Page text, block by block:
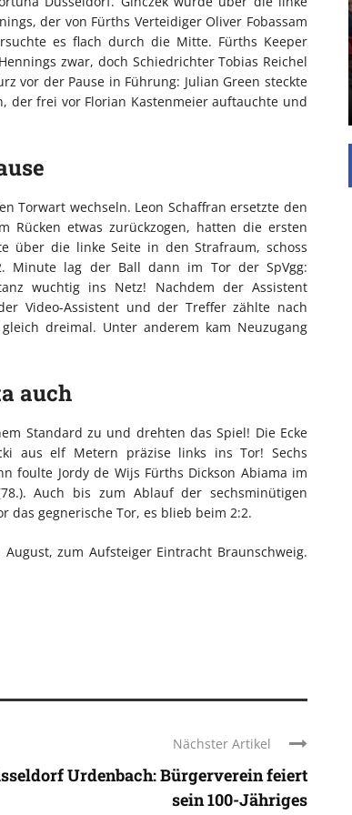
der von Fürths Verteidiger Oliver Fobassam
es flach durch die Mitte. Fürths Keeper
zwar, doch Schiedrichter Tobias Reichel
vor der Pause in Führung: Julian Green steckte
der frei vor Florian Kastenmeier auftauchte und
Torwart wechseln. Leon Schaffran ersetzte den
etwas zurückzogen, hatten die ersten
über die linke Seite in den Strafraum, schoss
Minute lag der Ball dann im Tor der SpVgg:
wuchtig ins Netz! Nachdem der Assistent
Video-Assistent und der Treffer zählte nach
dreimal. Unter anderem kam Neuzugang
auch
Standard zu und drehten das Spiel! Die Ecke
aus elf Metern präzise links ins Tor! Sechs
foulte Jordy de Wijs Fürths Dickson Abiama im
Auch bis zum Ablauf der sechsminütigen
das gegnerische Tor, es blieb beim 2:2.
zum Aufsteiger Eintracht Braunschweig.
Nächster Artikel
Urdenbach: Bürgerverein feiert
sein 100-Jähriges
Die Inspiration des industriellen Chics sind die
Werkshallen des Industriezeitalters. Die Basis für
diesen Stil sind große Räume, schlicht gehalten
mit rustikalen Elementen und großen
Fensterflächen. Wie so vieles wurde ...